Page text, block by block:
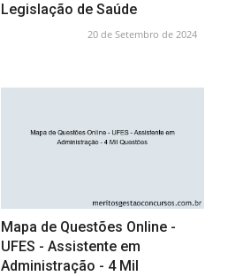
Legislação de Saúde
20 de Setembro de 2024
Mapa de Questões Online -
UFES - Assistente em
Administração - 4 Mil